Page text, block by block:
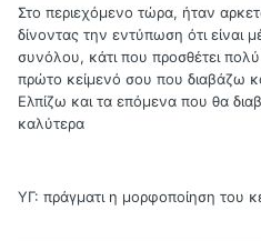
Στο περιεχόμενο τώρα, ήταν
δίνοντας την εντύπωση ότι είναι
συνόλου, κάτι που προσθέτει
πρώτο κείμενό σου που διαβάζω
Ελπίζω και τα επόμενα που θα
καλύτερα
ΥΓ: πράγματι η μορφοποίηση του